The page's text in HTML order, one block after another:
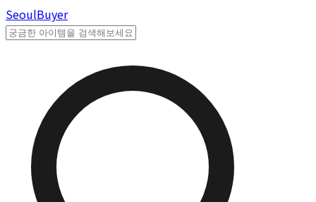
SeoulBuyer